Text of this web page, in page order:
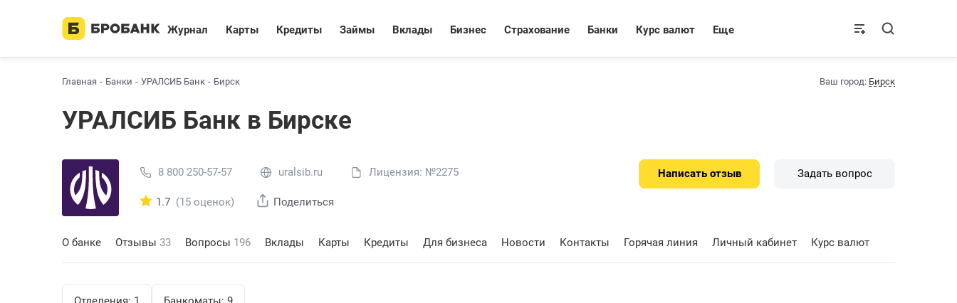
Журнал Карты Кредиты Займы Вклады Бизнес Страхование Банки Курс валют Еще
Главная Банки УРАЛСИБ Банк Бирск Ваш город: Бирск
УРАЛСИБ Банк в Бирске
8 800 250-57-57 uralsib.ru Лицензия: №2275
1.7 (15 оценок) Поделиться
Написать отзыв Задать вопрос
О банке Отзывы 33 Вопросы 196 Вклады Карты Кредиты Для бизнеса Новости Контакты Горячая линия Личный кабинет Курс валют